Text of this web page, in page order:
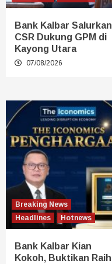
Bank Kalbar Salurkan
CSR Dukung GPM di
Kayong Utara
07/08/2026
Breaking News
Headlines
Hotnews
Bank Kalbar Kian
Kokoh, Buktikan Raih